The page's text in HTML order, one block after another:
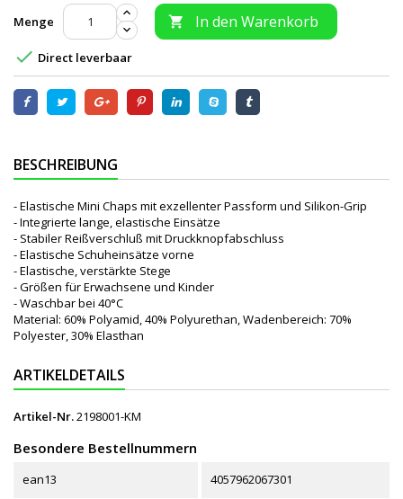
Menge  In den Warenkorb
 Direct leverbaar
BESCHREIBUNG
- Elastische Mini Chaps mit exzellenter Passform und Silikon-Grip
- Integrierte lange, elastische Einsätze
- Stabiler Reißverschluß mit Druckknopfabschluss
- Elastische Schuheinsätze vorne
- Elastische, verstärkte Stege
- Größen für Erwachsene und Kinder
- Waschbar bei 40°C
Material: 60% Polyamid, 40% Polyurethan, Wadenbereich: 70%
Polyester, 30% Elasthan
ARTIKELDETAILS
Artikel-Nr.2198001-KM
Besondere Bestellnummern
ean13 4057962067301